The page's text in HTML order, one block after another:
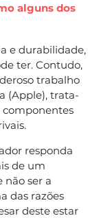
alguns dos
e durabilidade,
ter. Contudo,
trabalho
(Apple), trata-
componentes
responda
de um
não ser a
das razões
deste estar